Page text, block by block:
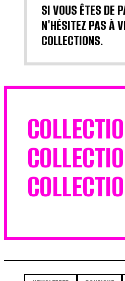
SI VOUS ÊTES DE
N'HÉSITEZ PAS À
COLLECTIONS.